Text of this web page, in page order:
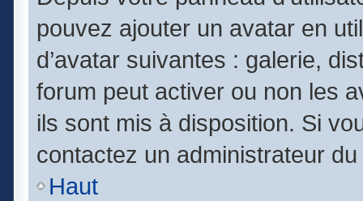
pouvez ajouter un avatar en
d’avatar suivantes : galerie,
forum peut activer ou non les
ils sont mis à disposition. Si
contactez un administrateur
Haut